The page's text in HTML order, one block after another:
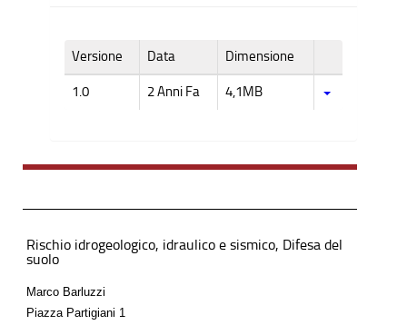
Versione Data Dimensione
1.0 2 Anni Fa 4,1MB
Rischio idrogeologico, idraulico e sismico, Difesa del
suolo
Marco Barluzzi
Piazza Partigiani 1